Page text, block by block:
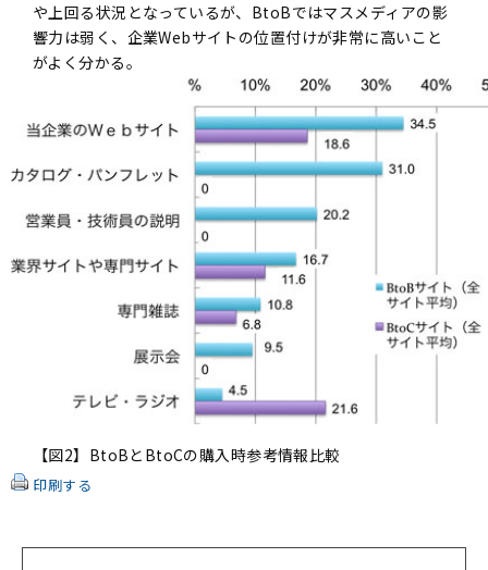
や上回る状況となっているが、BtoBではマスメディアの影
響力は弱く、企業Webサイトの位置付けが非常に高いこと
がよく分かる。
【図2】BtoBとBtoCの購入時参考情報比較
印刷する